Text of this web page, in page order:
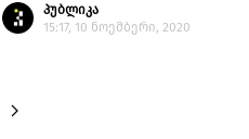
პუბლიკა
15:17, 10 ნოემბერი, 2020